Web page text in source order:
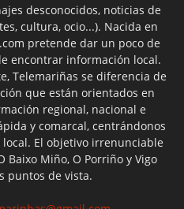
desconocidos, noticias de
cultura, ocio...). Nacida en
pretende dar un poco de
encontrar información local.
Telemariñas se diferencia de
que están orientados en
regional, nacional e
y comarcal, centrándonos
El objetivo irrenunciable
Baixo Miño, O Porriño y Vigo
puntos de vista.